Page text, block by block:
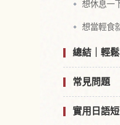
想休息一
想當輕食
總結｜輕
常見問題
實用日語